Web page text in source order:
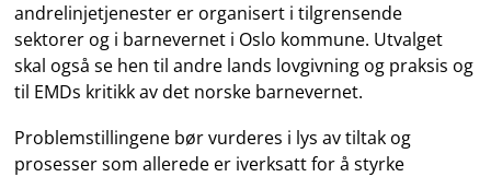
andrelinjetjenester er organisert i tilgrensende
sektorer og i barnevernet i Oslo kommune. Utvalget
skal også se hen til andre lands lovgivning og praksis og
til EMDs kritikk av det norske barnevernet.
Problemstillingene bør vurderes i lys av tiltak og
prosesser som allerede er iverksatt for å styrke